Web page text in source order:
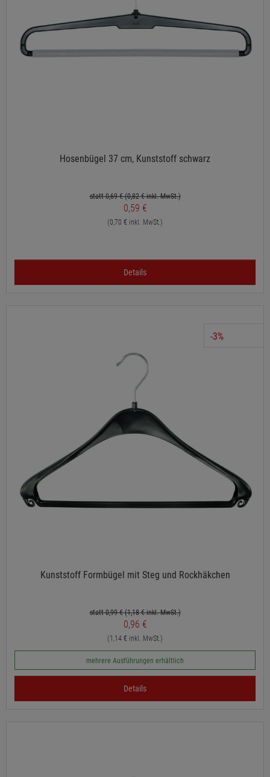
Hosenbügel 37 cm, Kunststoff schwarz
statt 0,69 €(0,82€ inkl. MwSt.)
0,59 €
(0,70 € inkl. MwSt.)
Details
-3%
Kunststoff Formbügel mit Steg und Rockhäkchen
statt 0,99 €(1,18€ inkl. MwSt.)
0,96 €
(1,14 € inkl. MwSt.)
mehrere Ausführungen erhältlich
Details